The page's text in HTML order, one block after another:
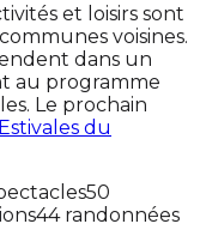
et loisirs sont
voisines.
dans un
au programme
Le prochain
du
50
44 randonnées